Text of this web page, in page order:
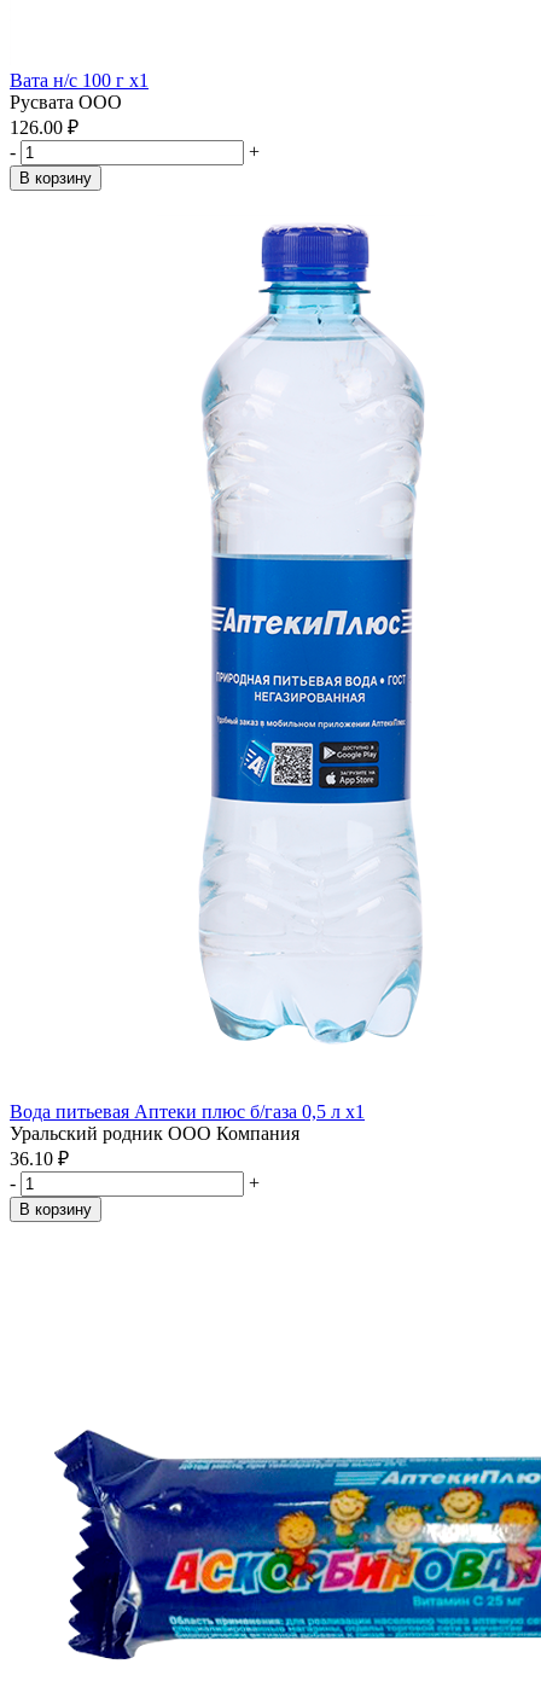
Вата н/с 100 г x1
Русвата ООО
126.00 ₽
-
+
В корзину
Вода питьевая Аптеки плюс б/газа 0,5 л x1
Уральский родник ООО Компания
36.10 ₽
-
+
В корзину